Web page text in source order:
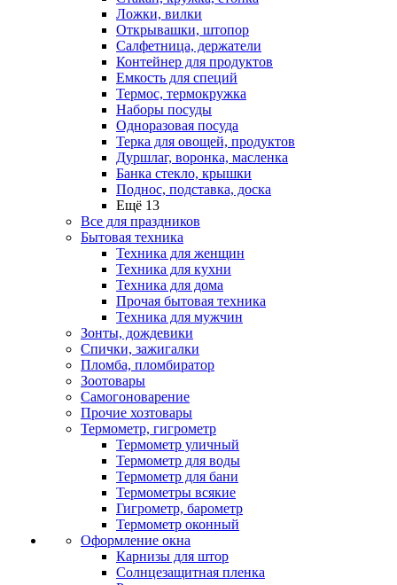
Ложки, вилки
Открывашки, штопор
Салфетница, держатели
Контейнер для продуктов
Емкость для специй
Термос, термокружка
Наборы посуды
Одноразовая посуда
Терка для овощей, продуктов
Дуршлаг, воронка, масленка
Банка стекло, крышки
Поднос, подставка, доска
Ещё 13
Все для праздников
Бытовая техника
Техника для женщин
Техника для кухни
Техника для дома
Прочая бытовая техника
Техника для мужчин
Зонты, дождевики
Спички, зажигалки
Пломба, пломбиратор
Зоотовары
Самогоноварение
Прочие хозтовары
Термометр, гигрометр
Термометр уличный
Термометр для воды
Термометр для бани
Термометры всякие
Гигрометр, барометр
Термометр оконный
Оформление окна
Карнизы для штор
Солнцезащитная пленка